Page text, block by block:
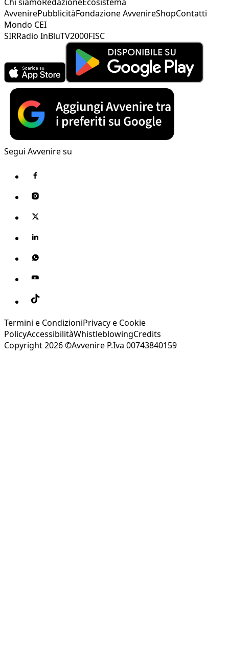
AvvenirePubblicitàFondazione AvvenireShopContatti
Mondo CEI
SIRRadio InBluTV2000FISC
Segui Avvenire su
Termini e CondizioniPrivacy e Cookie
PolicyAccessibilitàWhistleblowingCredits
Copyright 2026 ©Avvenire P.Iva 00743840159